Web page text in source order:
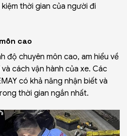
thời gian của người đi
cao
độ chuyên môn cao, am hiểu về
cách vận hành của xe. Các
có khả năng nhận biết và
thời gian ngắn nhất.